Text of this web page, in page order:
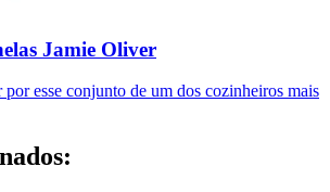
Jamie Oliver
esse conjunto de um dos cozinheiros mais